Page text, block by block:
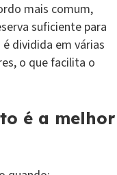
mais comum,
suficiente para
dividida em várias
o que facilita o
é a melhor